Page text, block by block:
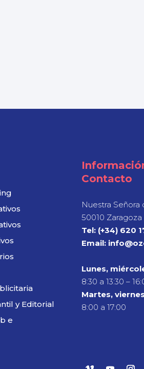
y Editorial
e
Contacto
Nuestra Señora
50010 Zaragoza
Tel: (+34) 620
Email:
Lunes,
8:30 a 13:30 –
Martes,
8:00 a 17:00